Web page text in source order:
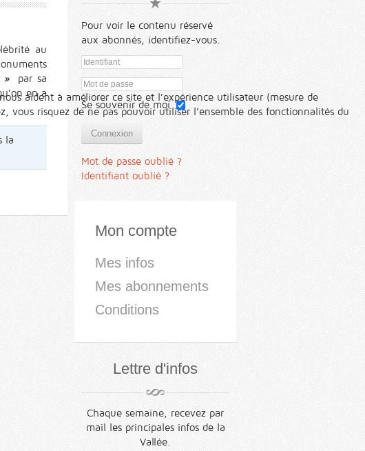
au
»par sa
en a
la
Pour voir le contenu réservé
aux abonnés, identifiez-vous.
Se souvenir de moi
Connexion
Mot de passe oublié ?
Identifiant oublié ?
Mon compte
Mes infos
Mes abonnements
Conditions
Lettre d'infos
Chaque semaine, recevez par
mail les principales infos de la
Vallée.
aident à améliorer ce site et l’expérience utilisateur (mesure de
vous risquez de ne pas pouvoir utiliser l’ensemble des fonctionnalités du